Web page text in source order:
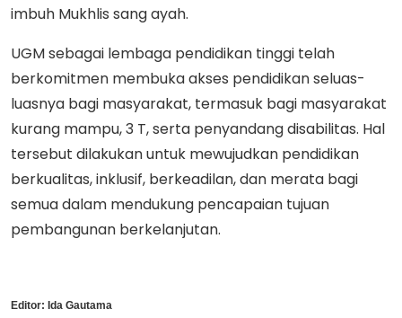
imbuh Mukhlis sang ayah.
UGM sebagai lembaga pendidikan tinggi telah
berkomitmen membuka akses pendidikan seluas-
luasnya bagi masyarakat, termasuk bagi masyarakat
kurang mampu, 3 T, serta penyandang disabilitas. Hal
tersebut dilakukan untuk mewujudkan pendidikan
berkualitas, inklusif, berkeadilan, dan merata bagi
semua dalam mendukung pencapaian tujuan
pembangunan berkelanjutan.
Editor: Ida Gautama